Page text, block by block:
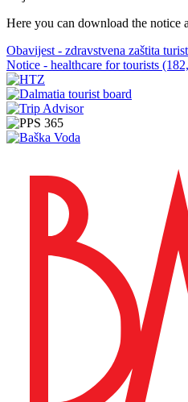
Here you can download the notice
Obavijest - zdravstvena zaštita
Notice - healthcare for tourists